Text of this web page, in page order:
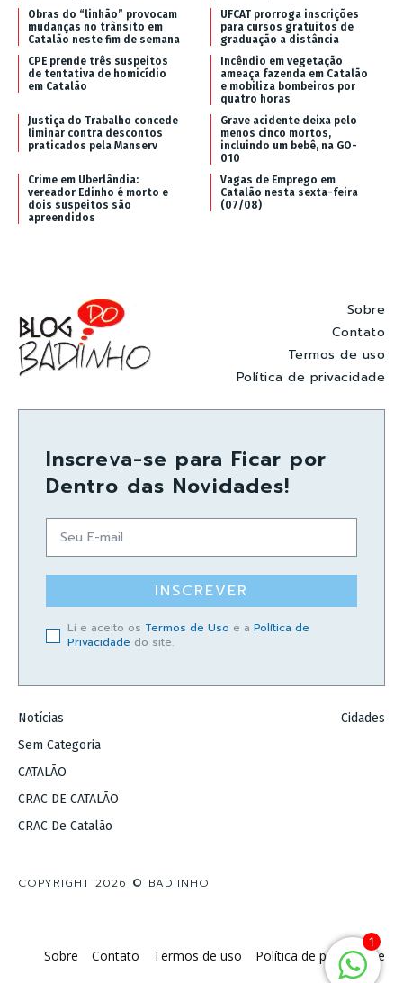
Obras do “linhão” provocam
mudanças no trânsito em
Catalão neste fim de semana
UFCAT prorroga inscrições
para cursos gratuitos de
graduação a distância
CPE prende três suspeitos
de tentativa de homicídio
em Catalão
Incêndio em vegetação
ameaça fazenda em Catalão
e mobiliza bombeiros por
quatro horas
Justiça do Trabalho concede
liminar contra descontos
praticados pela Manserv
Grave acidente deixa pelo
menos cinco mortos,
incluindo um bebê, na GO-
010
Crime em Uberlândia:
vereador Edinho é morto e
dois suspeitos são
apreendidos
Vagas de Emprego em
Catalão nesta sexta-feira
(07/08)
Sobre
Contato
Termos de uso
Política de privacidade
Inscreva-se para Ficar por
Dentro das Novidades!
INSCREVER
Li e aceito os Termos de Uso e a Política de
Privacidade do site.
Notícias
Sem Categoria
CATALÃO
CRAC DE CATALÃO
CRAC De Catalão
Cidades
COPYRIGHT 2026 © BADIINHO
Sobre Contato Termos de uso Política de privacidade
1